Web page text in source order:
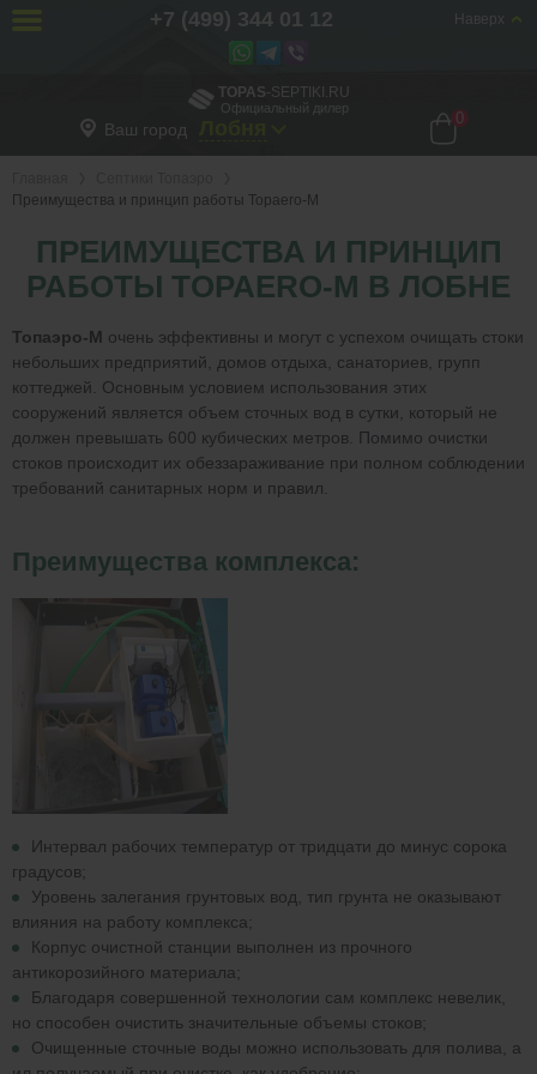
TOPAS-SEPTIKI.RU
Официальный дилер
Ваш город
0
Преимущества и принцип работы Topaero-M
ПРЕИМУЩЕСТВА И ПРИНЦИП
РАБОТЫ TOPAERO-M В ЛОБНЕ
Топаэро-М очень эффективны и могут с успехом очищать стоки
небольших предприятий, домов отдыха, санаториев, групп
коттеджей. Основным условием использования этих
сооружений является объем сточных вод в сутки, который не
должен превышать 600 кубических метров. Помимо очистки
стоков происходит их обеззараживание при полном соблюдении
требований санитарных норм и правил.
Преимущества комплекса:
Интервал рабочих температур от тридцати до минус сорока
градусов;
Уровень залегания грунтовых вод, тип грунта не оказывают
влияния на работу комплекса;
Корпус очистной станции выполнен из прочного
антикорозийного материала;
Благодаря совершенной технологии сам комплекс невелик,
но способен очистить значительные объемы стоков;
Очищенные сточные воды можно использовать для полива, а
Наверх
+7 (499) 344 01 12